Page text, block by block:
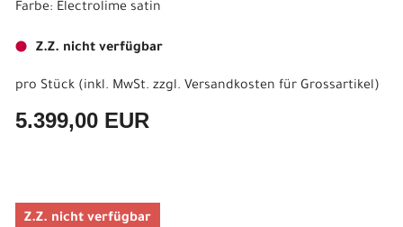
Farbe: Electrolime satin
Z.Z. nicht verfügbar
pro Stück (inkl. MwSt. zzgl. Versandkosten für Grossartikel)
5.399,00 EUR
Z.Z. nicht verfügbar